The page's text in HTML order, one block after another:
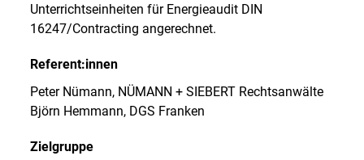
Unterrichtseinheiten für Energieaudit DIN
16247/Contracting angerechnet.
Referent:innen
Peter Nümann, NÜMANN + SIEBERT Rechtsanwälte
Björn Hemmann, DGS Franken
Zielgruppe